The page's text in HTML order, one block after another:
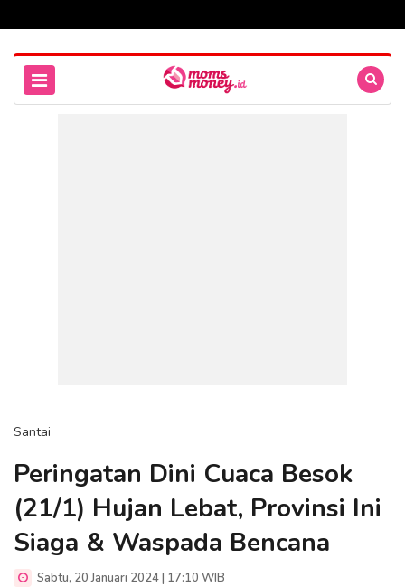
Santai
Peringatan Dini Cuaca Besok
(21/1) Hujan Lebat, Provinsi Ini
Siaga & Waspada Bencana
Sabtu, 20 Januari 2024 | 17:10 WIB